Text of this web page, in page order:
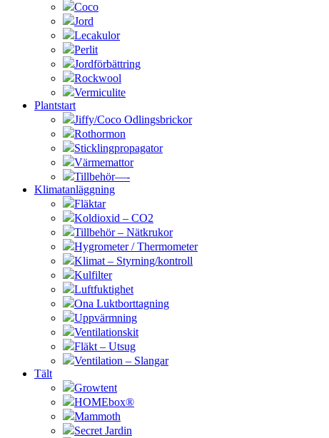
Coco
Jord
Lecakulor
Perlit
Jordförbättring
Rockwool
Vermiculite
Plantstart
Jiffy/Coco Odlingsbrickor
Rothormon
Sticklingpropagator
Värmemattor
Tillbehör—-
Klimatanläggning
Fläktar
Koldioxid – CO2
Tillbehör – Nätkrukor
Hygrometer / Thermometer
Klimat – Styrning/kontroll
Kulfilter
Luftfuktighet
Ona Luktborttagning
Uppvärmning
Ventilationskit
Fläkt – Utsug
Ventilation – Slangar
Tält
Growtent
HOMEbox®
Mammoth
Secret Jardin